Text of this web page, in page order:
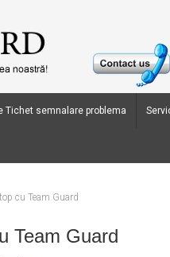
Tichet semnalare problema
cu Team Guard
Team Guard